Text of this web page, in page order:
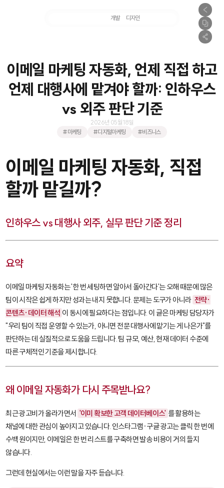
개발 디자인
이메일 마케팅 자동화, 언제 직접 하고
언제 대행사에 맡겨야 할까: 인하우스
vs 외주 판단 기준
2026년 05월 18일
#마케팅
#디지털마케팅 #비즈니스
이메일 마케팅 자동화, 직접
할까 맡길까?
인하우스 vs 대행사 외주, 실무 판단 기준 정리
요약
이메일 마케팅 자동화는 '한 번 세팅하면 알아서 돌아간다'는 오해 때문에 많은
팀이 시작은 쉽게 하지만 성과는 내지 못합니다. 문제는 도구가 아니라 전략·
콘텐츠·데이터 해석 이 동시에 필요하다는 점입니다. 이 글은 마케팅 담당자가
"우리 팀이 직접 운영할 수 있는가, 아니면 전문 대행사에 맡기는 게 나은가"를
판단하는 데 실질적으로 도움을 드립니다. 팀 규모, 예산, 현재 데이터 수준에
따른 구체적인 기준을 제시합니다.
왜 이메일 자동화가 다시 주목받나요?
최근 광고비가 올라가면서 '이미 확보한 고객 데이터베이스' 를 활용하는
채널에 대한 관심이 높아지고 있습니다. 인스타그램·구글 광고는 클릭 한 번에
수백 원이지만, 이메일은 한 번 리스트를 구축하면 발송 비용이 거의 들지
않습니다.
그런데 현실에서는 이런 말을 자주 듣습니다.